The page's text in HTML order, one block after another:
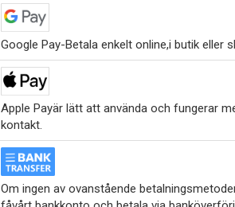
Google Pay-Betala enkelt online,i butik eller
Apple Payär lätt att använda och fungerar
kontakt.
Om ingen av ovanstående